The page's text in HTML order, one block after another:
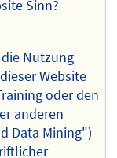
Sinn?
Nutzung
Website
oder den
anderen
Data Mining")